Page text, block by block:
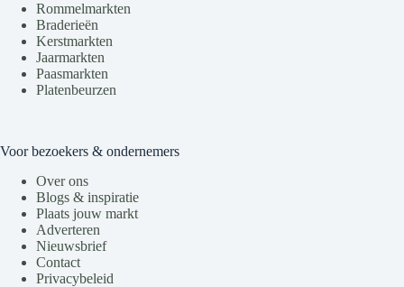
Rommelmarkten
Braderieën
Kerstmarkten
Jaarmarkten
Paasmarkten
Platenbeurzen
Voor bezoekers & ondernemers
Over ons
Blogs & inspiratie
Plaats jouw markt
Adverteren
Nieuwsbrief
Contact
Privacybeleid